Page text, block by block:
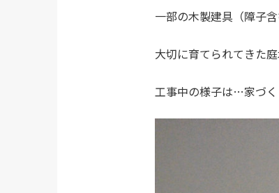
一部の木製建具（障子
大切に育てられてきた
工事中の様子は…家づ